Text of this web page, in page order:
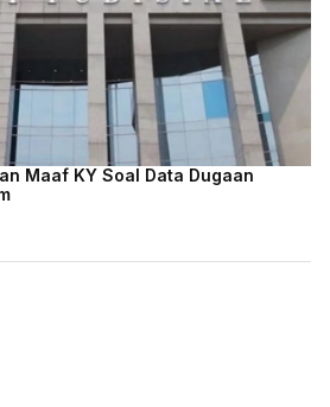
Maaf KY Soal Data Dugaan